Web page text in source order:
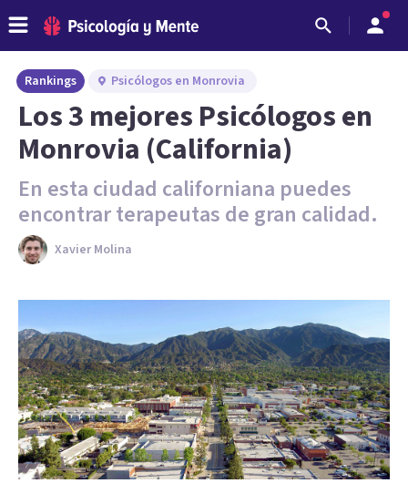
Rankings Psicólogos en Monrovia
Los 3 mejores Psicólogos en
Monrovia (California)
En esta ciudad californiana puedes
encontrar terapeutas de gran calidad.
Xavier Molina